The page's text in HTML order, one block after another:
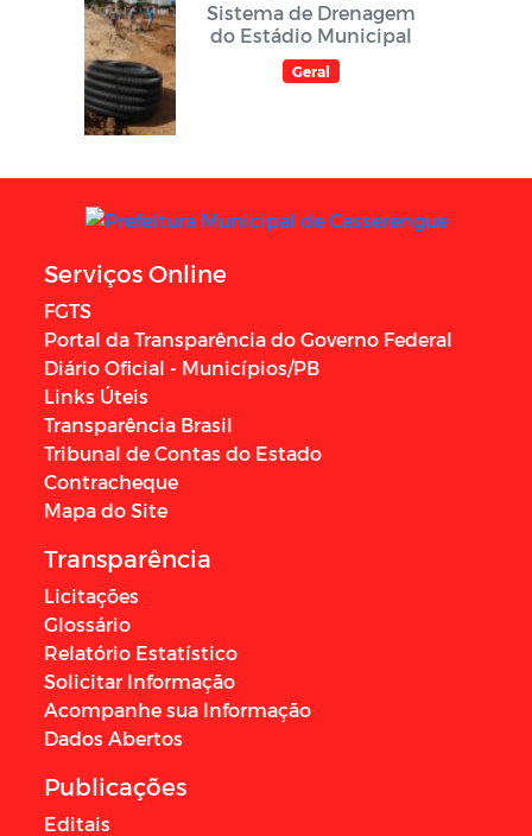
Sistema de Drenagem
do Estádio Municipal
Geral
Serviços Online
FGTS
Portal da Transparência do Governo Federal
Diário Oficial - Municípios/PB
Links Úteis
Transparência Brasil
Tribunal de Contas do Estado
Contracheque
Mapa do Site
Transparência
Licitações
Glossário
Relatório Estatístico
Solicitar Informação
Acompanhe sua Informação
Dados Abertos
Publicações
Editais